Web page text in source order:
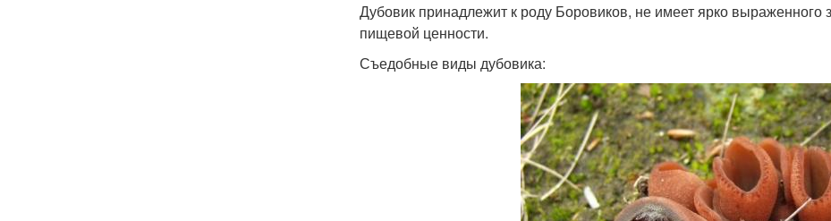
Дубовик принадлежит к роду Боровиков, не имеет ярко выраженного
пищевой ценности.
Съедобные виды дубовика: